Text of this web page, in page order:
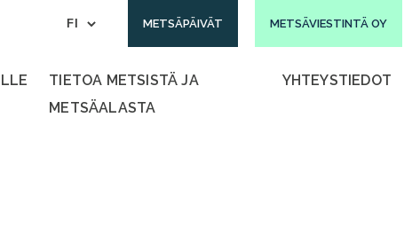
METSÄPÄIVÄT METSÄVIESTINTÄ OY
TIETOA METSISTÄ JA
METSÄALASTA
YHTEYSTIEDOT